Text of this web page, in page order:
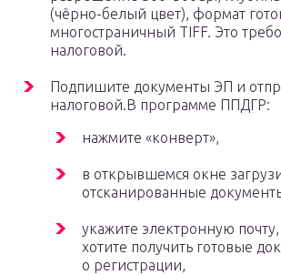
(чёрно-белый цвет), формат
многостраничный TIFF. Это
налоговой.
Подпишите документы ЭП и
налоговой.В программе ППДГР:
нажмите «конверт»,
в открывшемся окне
отсканированные
укажите электронную
хотите получить готовые
о регистрации,